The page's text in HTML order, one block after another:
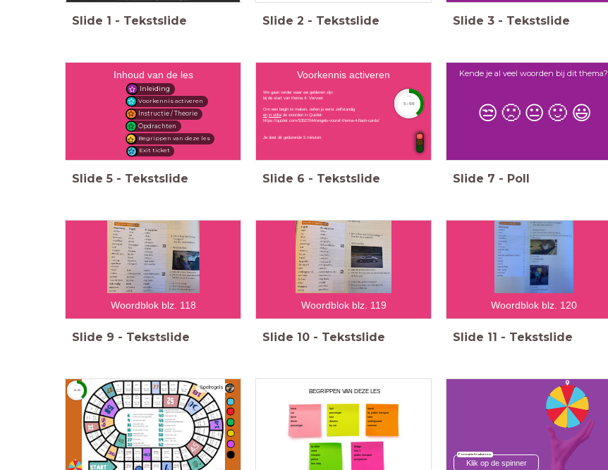
Slide 1 - Tekstslide Slide 2 - Tekstslide Slide 3 - Tekstslide
Inhoud van de les
Inleiding
Voorkennis activeren
Instructie / Theorie
Opdrachten
Begrippen van deze les
Exit ticket
Slide 5 - Tekstslide
Voorkennis activeren
We gaan verder waar we gebleven zijn:
bij de start van thema 4: Vervoer.
Om een begin te maken, oefen je eerst zelfstandig
en in stiltede woorden in Quizlet:
https://quizlet.com/53527044/engels-vooraf-thema-4-flash-cards/
Je doet dit gedurende 5 minuten.
timer
5:00
Slide 6 - Tekstslide
Kende je al veel woorden bij dit thema?
😒 🙁 😐 🙂 😃
Slide 7 - Poll
Woordblok blz. 118
Slide 9 - Tekstslide
Woordblok blz. 119
Slide 10 - Tekstslide
Woordblok blz. 120
Slide 11 - Tekstslide
Spelregels
15:00 BEGRIPPEN VAN DEZE LES
have
car
drive
driver
passenger
fast
passenger
fast
dreams
by car
travel
by public transport
take
underground
summer
by bike
need
minutes
police
bus stop
bridge
line 1
public transport
pickpocket
Klik op de spinner
Formatief evalueren